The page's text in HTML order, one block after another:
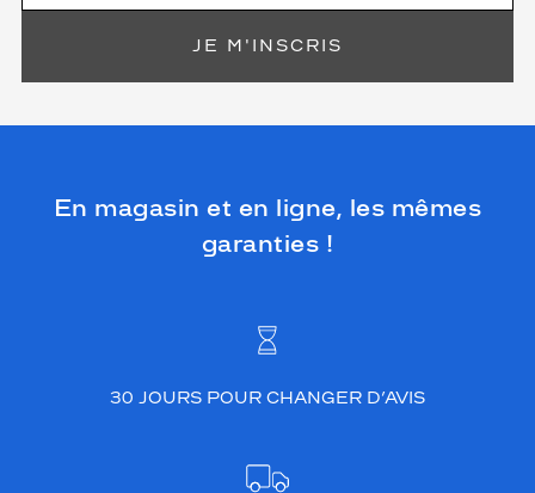
JE M'INSCRIS
En magasin et en ligne, les mêmes
garanties !
30 JOURS POUR CHANGER D’AVIS